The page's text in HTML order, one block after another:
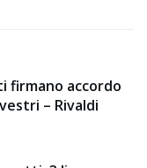
firmano accordo
– Rivaldi